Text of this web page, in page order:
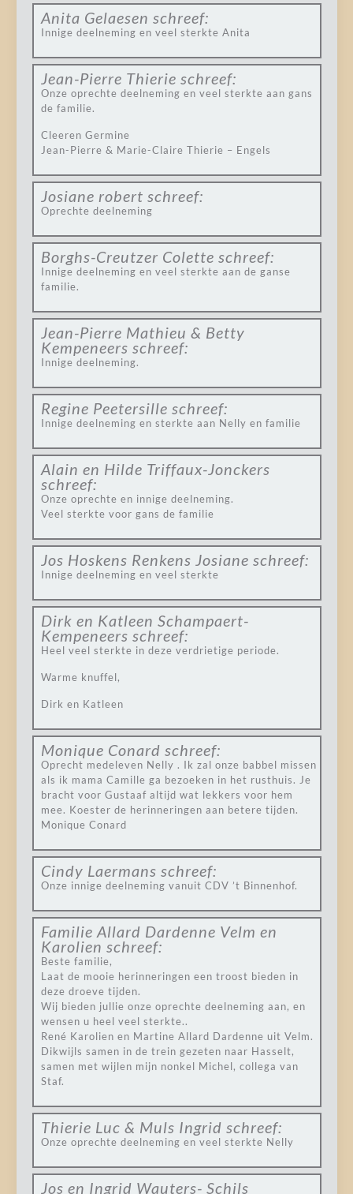
Anita Gelaesen schreef:
Innige deelneming en veel sterkte Anita
Jean-Pierre Thierie schreef:
Onze oprechte deelneming en veel sterkte aan gans
de familie.
Cleeren Germine
Jean-Pierre & Marie-Claire Thierie – Engels
Josiane robert schreef:
Oprechte deelneming
Borghs-Creutzer Colette schreef:
Innige deelneming en veel sterkte aan de ganse
familie.
Jean-Pierre Mathieu & Betty
Kempeneers schreef:
Innige deelneming.
Regine Peetersille schreef:
Innige deelneming en sterkte aan Nelly en familie
Alain en Hilde Triffaux-Jonckers
schreef:
Onze oprechte en innige deelneming.
Veel sterkte voor gans de familie
Jos Hoskens Renkens Josiane schreef:
Innige deelneming en veel sterkte
Dirk en Katleen Schampaert-
Kempeneers schreef:
Heel veel sterkte in deze verdrietige periode.
Warme knuffel,
Dirk en Katleen
Monique Conard schreef:
Oprecht medeleven Nelly . Ik zal onze babbel missen
als ik mama Camille ga bezoeken in het rusthuis. Je
bracht voor Gustaaf altijd wat lekkers voor hem
mee. Koester de herinneringen aan betere tijden.
Monique Conard
Cindy Laermans schreef:
Onze innige deelneming vanuit CDV ’t Binnenhof.
Familie Allard Dardenne Velm en
Karolien schreef:
Beste familie,
Laat de mooie herinneringen een troost bieden in
deze droeve tijden.
Wij bieden jullie onze oprechte deelneming aan, en
wensen u heel veel sterkte..
René Karolien en Martine Allard Dardenne uit Velm.
Dikwijls samen in de trein gezeten naar Hasselt,
samen met wijlen mijn nonkel Michel, collega van
Staf.
Thierie Luc & Muls Ingrid schreef:
Onze oprechte deelneming en veel sterkte Nelly
Jos en Ingrid Wauters- Schils